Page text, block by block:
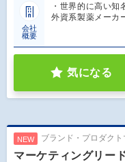
会社
概要
・世界的に高い
外資系製薬メーカ
気になる
NEW ブランド・プロダク
マーケティングリー